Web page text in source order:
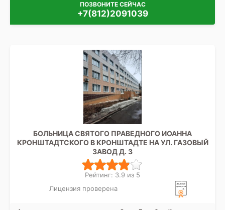
ПОЗВОНИТЕ СЕЙЧАС
+7(812)2091039
БОЛЬНИЦА СВЯТОГО ПРАВЕДНОГО ИОАННА
КРОНШТАДТСКОГО В КРОНШТАДТЕ НА УЛ. ГАЗОВЫЙ
ЗАВОД Д. 3
Рейтинг: 3.9 из 5
Лицензия проверена